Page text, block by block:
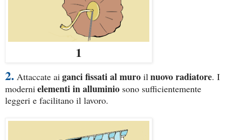
1
2. Attaccate ai ganci fissati al muro il nuovo radiatore. I
moderni elementi in alluminio sono sufficientemente
leggeri e facilitano il lavoro.